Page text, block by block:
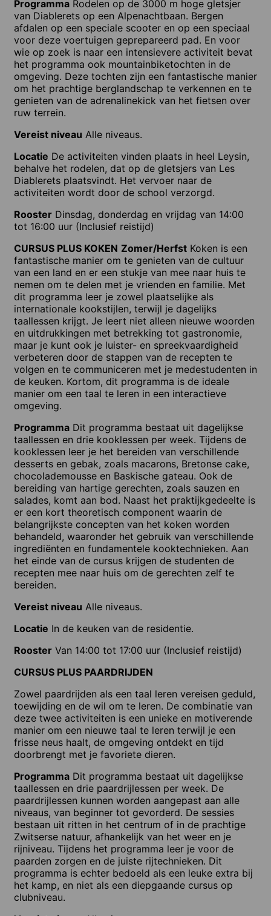
Programma Rodelen op de 3000 m hoge gletsjer
van Diablerets op een Alpenachtbaan. Bergen
afdalen op een speciale scooter en op een speciaal
voor deze voertuigen geprepareerd pad. En voor
wie op zoek is naar een intensievere activiteit bevat
het programma ook mountainbiketochten in de
omgeving. Deze tochten zijn een fantastische manier
om het prachtige berglandschap te verkennen en te
genieten van de adrenalinekick van het fietsen over
ruw terrein.
Vereist niveau Alle niveaus.
Locatie De activiteiten vinden plaats in heel Leysin,
behalve het rodelen, dat op de gletsjers van Les
Diablerets plaatsvindt. Het vervoer naar de
activiteiten wordt door de school verzorgd.
Rooster Dinsdag, donderdag en vrijdag van 14:00
tot 16:00 uur (Inclusief reistijd)
CURSUS PLUS KOKEN Zomer/Herfst Koken is een
fantastische manier om te genieten van de cultuur
van een land en er een stukje van mee naar huis te
nemen om te delen met je vrienden en familie. Met
dit programma leer je zowel plaatselijke als
internationale kookstijlen, terwijl je dagelijks
taallessen krijgt. Je leert niet alleen nieuwe woorden
en uitdrukkingen met betrekking tot gastronomie,
maar je kunt ook je luister- en spreekvaardigheid
verbeteren door de stappen van de recepten te
volgen en te communiceren met je medestudenten in
de keuken. Kortom, dit programma is de ideale
manier om een taal te leren in een interactieve
omgeving.
Programma Dit programma bestaat uit dagelijkse
taallessen en drie kooklessen per week. Tijdens de
kooklessen leer je het bereiden van verschillende
desserts en gebak, zoals macarons, Bretonse cake,
chocolademousse en Baskische gateau. Ook de
bereiding van hartige gerechten, zoals sauzen en
salades, komt aan bod. Naast het praktijkgedeelte is
er een kort theoretisch component waarin de
belangrijkste concepten van het koken worden
behandeld, waaronder het gebruik van verschillende
ingrediënten en fundamentele kooktechnieken. Aan
het einde van de cursus krijgen de studenten de
recepten mee naar huis om de gerechten zelf te
bereiden.
Vereist niveau Alle niveaus.
Locatie In de keuken van de residentie.
Rooster Van 14:00 tot 17:00 uur (Inclusief reistijd)
CURSUS PLUS PAARDRIJDEN
Zowel paardrijden als een taal leren vereisen geduld,
toewijding en de wil om te leren. De combinatie van
deze twee activiteiten is een unieke en motiverende
manier om een nieuwe taal te leren terwijl je een
frisse neus haalt, de omgeving ontdekt en tijd
doorbrengt met je favoriete dieren.
Programma Dit programma bestaat uit dagelijkse
taallessen en drie paardrijlessen per week. De
paardrijlessen kunnen worden aangepast aan alle
niveaus, van beginner tot gevorderd. De sessies
bestaan uit ritten in het centrum of in de prachtige
Zwitserse natuur, afhankelijk van het weer en je
rijniveau. Tijdens het programma leer je voor de
paarden zorgen en de juiste rijtechnieken. Dit
programma is echter bedoeld als een leuke extra bij
het kamp, en niet als een diepgaande cursus op
clubniveau.